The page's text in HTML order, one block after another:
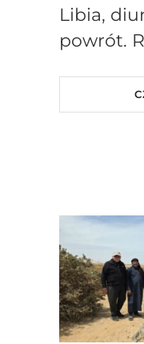
Libia,
powrót.